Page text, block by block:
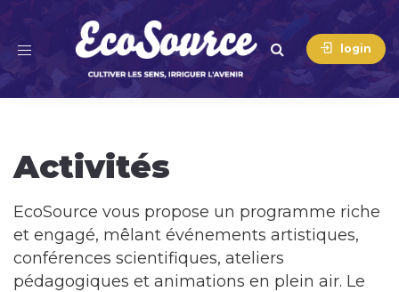
Toggle
navigation
login
Activités
EcoSource vous propose un programme riche
et engagé, mêlant événements artistiques,
conférences scientifiques, ateliers
pédagogiques et animations en plein air. Le